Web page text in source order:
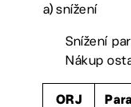
a) snížení
Snížení
Nákup
ORJ